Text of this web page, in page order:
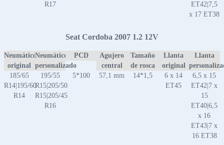
R17
ET42|7,5
x 17 ET38
Seat Cordoba 2007 1.2 12V
Neumático
original
Neumático
personalizado
PCD
Agujero
central
Tamaño
de rosca
Llanta
original
Llanta
185/65
R14|195/60
R14
195/55
R15|205/50
R15|205/45
R16
5*100 57,1 mm 14*1,5
6 x 14
ET45
6,5 x 15
ET42|7 x
15
ET40|6,5
x 16
ET43|7 x
16 ET38